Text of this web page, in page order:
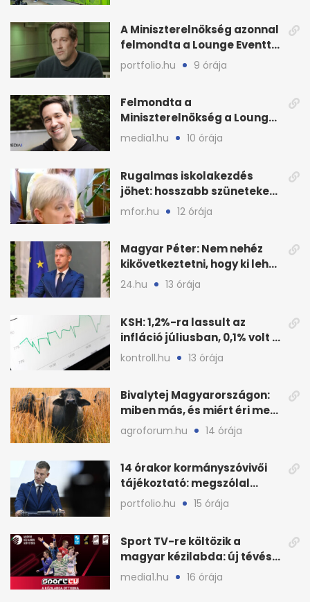
A Miniszterelnökség azonnal
felmondta a Lounge Eventtel
kötött szerződést
portfolio.hu 9 órája
Felmondta a
Miniszterelnökség a Lounge
Event keretszerződését
media1.hu 10 órája
Rugalmas iskolakezdés
jöhet: hosszabb szüneteket
javasolnak szeptembertől
mfor.hu 12 órája
Magyar Péter: Nem nehéz
kikövetkeztetni, hogy ki lehet
a három jelölt
24.hu 13 órája
KSH: 1,2%-ra lassult az
infláció júliusban, 0,1% volt a
havi áresés
kontroll.hu 13 órája
Bivalytej Magyarországon:
miben más, és miért éri meg
feldolgozni?
agroforum.hu 14 órája
14 órakor kormányszóvivői
tájékoztató: megszólal
Magyar Péter is
portfolio.hu 15 órája
Sport TV-re költözik a
magyar kézilabda: új tévés
megállapodás
media1.hu 16 órája